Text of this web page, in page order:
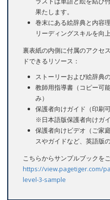
果たします。
巻末にある絵辞典と内容
リーディングスキルを向
裏表紙の内側に付属のアクセ
ドできるリソース：
ストーリーおよび絵辞典
教師用指導書（コピー可
み）
保護者向けガイド（印刷
※日本語版保護者向けガ
保護者向けビデオ（ご家
スやガイドなど、英語版の
こちらからサンプルブックを
https://view.pagetiger.com/
level-3-sample